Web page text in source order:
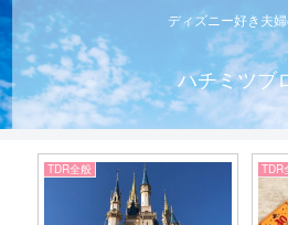
ディズニー好き夫
ハチミツブ
TDL